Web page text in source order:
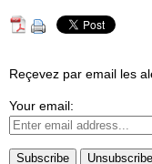
Reçevez par email les
Your email: